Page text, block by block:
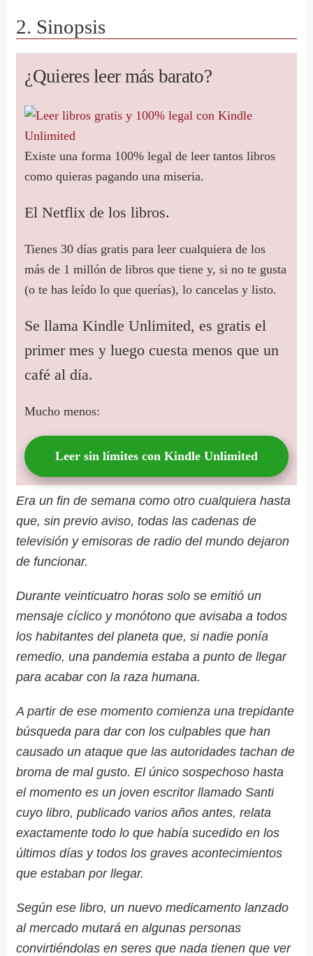
2. Sinopsis
¿Quieres leer más barato?
Existe una forma 100% legal de leer tantos libros
como quieras pagando una miseria.
El Netflix de los libros.
Tienes 30 días gratis para leer cualquiera de los
más de 1 millón de libros que tiene y, si no te gusta
(o te has leído lo que querías), lo cancelas y listo.
Se llama Kindle Unlimited, es gratis el
primer mes y luego cuesta menos que un
café al día.
Mucho menos:
Leer sin límites con Kindle Unlimited
Era un fin de semana como otro cualquiera hasta
que, sin previo aviso, todas las cadenas de
televisión y emisoras de radio del mundo dejaron
de funcionar.
Durante veinticuatro horas solo se emitió un
mensaje cíclico y monótono que avisaba a todos
los habitantes del planeta que, si nadie ponía
remedio, una pandemia estaba a punto de llegar
para acabar con la raza humana.
A partir de ese momento comienza una trepidante
búsqueda para dar con los culpables que han
causado un ataque que las autoridades tachan de
broma de mal gusto. El único sospechoso hasta
el momento es un joven escritor llamado Santi
cuyo libro, publicado varios años antes, relata
exactamente todo lo que había sucedido en los
últimos días y todos los graves acontecimientos
que estaban por llegar.
Según ese libro, un nuevo medicamento lanzado
al mercado mutará en algunas personas
convirtiéndolas en seres que nada tienen que ver